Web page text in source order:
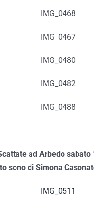
ad Arbedo sabato
sono di Simona